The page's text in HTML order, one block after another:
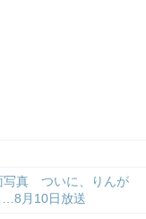
写真 ついに、りんが
…8月10日放送